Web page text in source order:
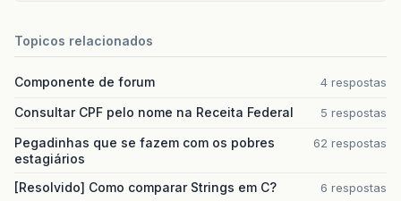
Topicos relacionados
Componente de forum 4 respostas
Consultar CPF pelo nome na Receita Federal 5 respostas
Pegadinhas que se fazem com os pobres
estagiários
62 respostas
[Resolvido] Como comparar Strings em C? 6 respostas